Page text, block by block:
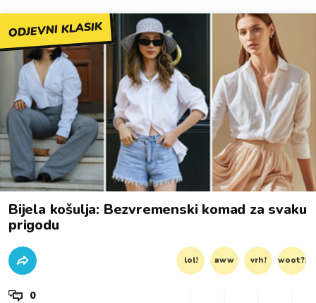
ODJEVNI KLASIK
Bijela košulja: Bezvremenski komad za svaku
prigodu
lol! aww vrh! woot?!
0